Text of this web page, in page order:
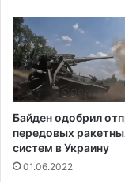
ы
й
у
м
р
е
т
в
т
ю
и
т
и
в
н
й
т
с
Байден одобрил
передовых
систем в Украину
01.06.2022